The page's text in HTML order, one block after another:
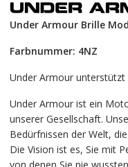
Under Armour Brille
Farbnummer: 4NZ
Under Armour unterstützt
Under Armour ist ein
unserer Gesellschaft.
Bedürfnissen der Welt,
Die Vision ist es, Sie mit